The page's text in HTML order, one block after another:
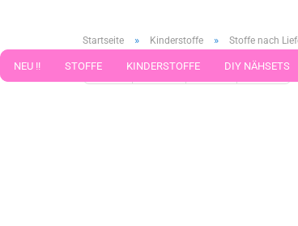
NEU !! STOFFE KINDERSTOFFE DIY NÄHSETS
Startseite » Kinderstoffe » Stoffe nach
« Erster « zurück weiter » Letzter »